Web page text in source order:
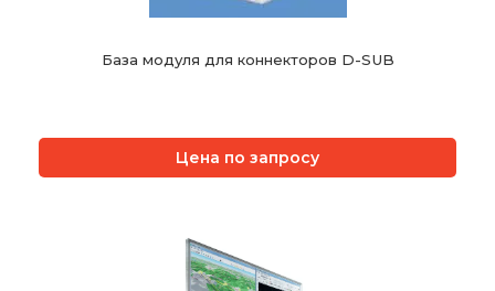
База модуля для коннекторов D-SUB
Цена по запросу